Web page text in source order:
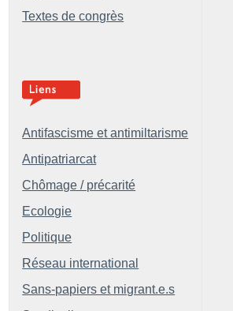
Textes de congrès
Antifascisme et antimiltarisme
Antipatriarcat
Chômage / précarité
Ecologie
Politique
Réseau international
Sans-papiers et migrant.e.s